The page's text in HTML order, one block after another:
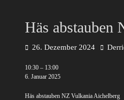
Häs abstauben
Posted26. Dezember 2024 Autor
Häs
abstauben
Vulkania
10:30 – 13:00
6. Januar 2025
Häs abstauben NZ Vulkania Aichelberg